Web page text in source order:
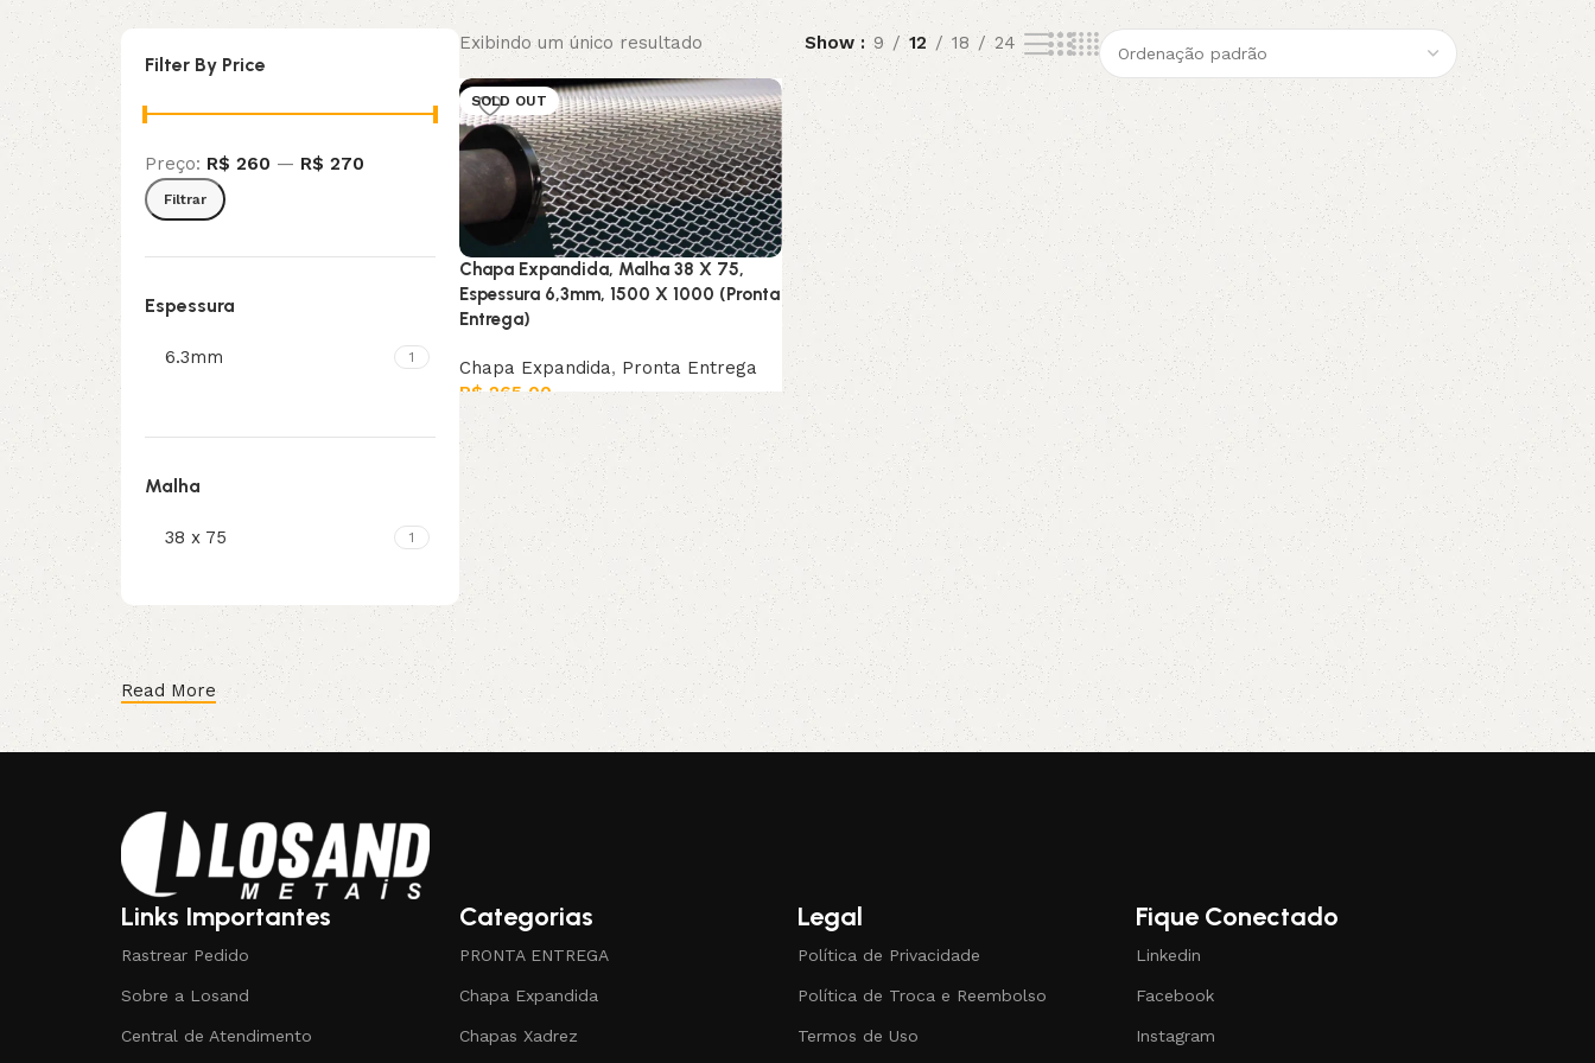
Filter By Price
Filtrar
Preço: R$ 260 — R$ 270
Espessura
6.3mm 1
Malha
38 x 75 1
Exibindo um único resultado Show 9 12 18 24
SOLD OUT
Chapa Expandida, Malha 38 X 75,
Espessura 6,3mm, 1500 X 1000 (Pronta
Entrega)
Chapa Expandida, Pronta Entrega
R$ 265,00
Leia mais
Read More
Links Importantes
Rastrear Pedido
Sobre a Losand
Central de Atendimento
Categorias
PRONTA ENTREGA
Chapa Expandida
Chapas Xadrez
Legal
Política de Privacidade
Política de Troca e Reembolso
Termos de Uso
Fique Conectado
Linkedin
Facebook
Instagram